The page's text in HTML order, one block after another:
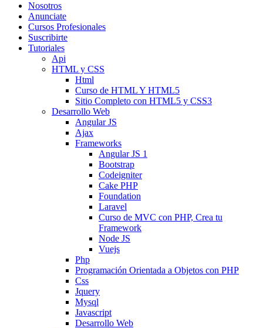
Nosotros
Anunciate
Cursos Profesionales
Suscribirte
Tutoriales
Api
HTML y CSS
Html
Curso de HTML Y HTML5
Sitio Completo con HTML5 y CSS3
Desarrollo Web
Angular JS
Ajax
Frameworks
Angular JS 1
Bootstrap
Codeigniter
Cake PHP
Foundation
Laravel
Curso de MVC con PHP, Crea tu
Framework
Node JS
Vuejs
Php
Programación Orientada a Objetos con PHP
Css
Jquery
Mysql
Javascript
Desarrollo Web